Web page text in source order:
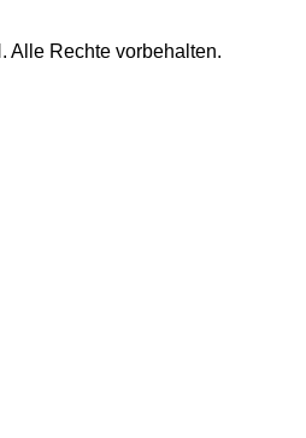
. Alle Rechte vorbehalten.